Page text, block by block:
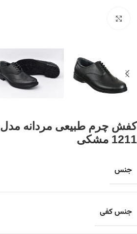
کفش چرم طبیعی مردانه مدل
1211 مشکی
جنس
جنس کفی